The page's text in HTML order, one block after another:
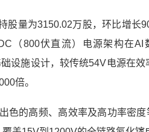
股量为3150.02万股，环比增长
（800伏直流）电源架构在
设施设计，较传统54V电源在
倍。
色的高频、高效率及高功率密